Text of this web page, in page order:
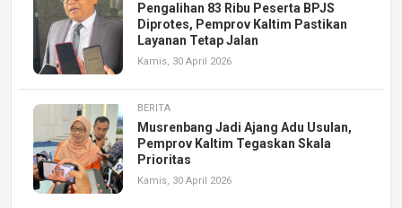
Pengalihan 83 Ribu Peserta BPJS
Diprotes, Pemprov Kaltim Pastikan
Layanan Tetap Jalan
Kamis, 30 April 2026
BERITA
Musrenbang Jadi Ajang Adu Usulan,
Pemprov Kaltim Tegaskan Skala
Prioritas
Kamis, 30 April 2026